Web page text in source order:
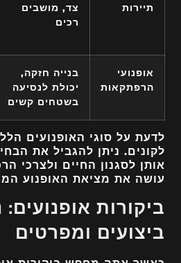
תיירות
צד, מושבים
רכים
אופנועי
הרפתקאות
בנייה חזקה,
יכולת לנסיעה
בשטחים קשים
לקונים. ניתן להגביל את
אותן לסגנון החיים ולצרכי
עושה את מציאת האופנוע
ביקורות אופנועים:
ביצועים ומפרטים